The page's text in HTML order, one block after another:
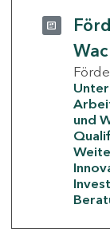
und